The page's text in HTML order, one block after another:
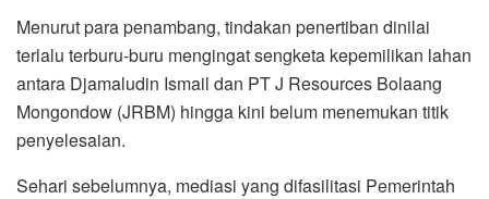
Menurut para penambang, tindakan penertiban dinilai
terlalu terburu-buru mengingat sengketa kepemilikan lahan
antara Djamaludin Ismail dan PT J Resources Bolaang
Mongondow (JRBM) hingga kini belum menemukan titik
penyelesaian.
Sehari sebelumnya, mediasi yang difasilitasi Pemerintah